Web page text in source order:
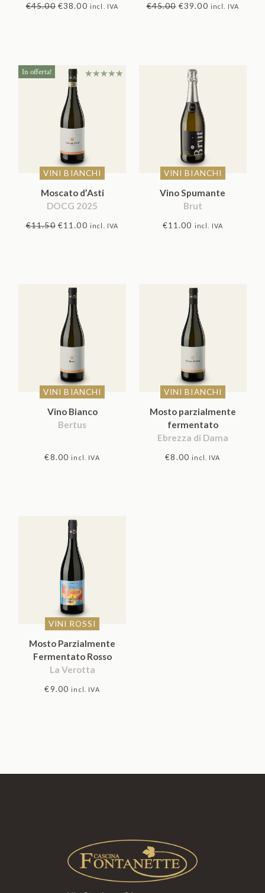
€45.00 Il
€38.00Ilincl. IVA €45.00 Il
€39.00Ilincl. IVA
In offerta!
VINI BIANCHI
Moscato d’Asti
DOCG 2025
€11.50 Il
€11.00Ilincl. IVA
VINI BIANCHI
Vino Spumante
Brut
€11.00 incl. IVA
VINI BIANCHI
Vino Bianco
Bertus
€8.00 incl. IVA
VINI BIANCHI
Mosto parzialmente
fermentato
Ebrezza di Dama
€8.00 incl. IVA
VINI ROSSI
Mosto Parzialmente
Fermentato Rosso
La Verotta
€9.00 incl. IVA